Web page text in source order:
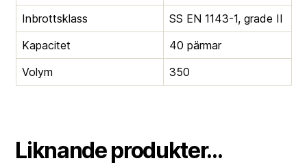
Inbrottsklass
SS EN 1143-1, grade II
Kapacitet
40 pärmar
Volym
350
Liknande produkter...